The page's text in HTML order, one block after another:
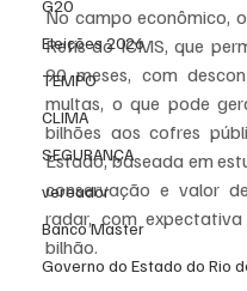
G20
Eleições 2026
TEMPO
CLIMA
SEGURANÇA
vereador
Banco Master
Governo do Estado do Rio
No campo econômico,
Refis do ICMS, que
90 meses, com
multas, o que pode
bilhões aos cofres
Estado, baseada em
conservação e valor
radar, com
bilhão.